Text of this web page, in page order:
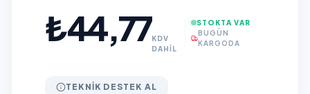
₺44,77KDV
DAHİL
STOKTA VAR
BUGÜN
KARGODA
TEKNIK DESTEK AL